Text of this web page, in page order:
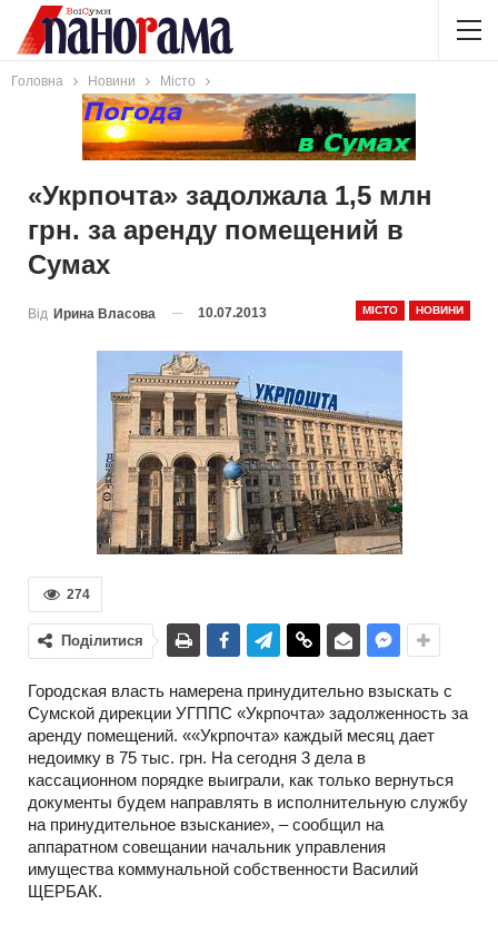
Головна Новини Місто
«Укрпочта» задолжала 1,5 млн
грн. за аренду помещений в
Сумах
МІСТО НОВИНИ
Від Ирина Власова 10.07.2013
274
Поділитися
Городская власть намерена принудительно взыскать с
Сумской дирекции УГППС «Укрпочта» задолженность за
аренду помещений. ««Укрпочта» каждый месяц дает
недоимку в 75 тыс. грн. На сегодня 3 дела в
кассационном порядке выиграли, как только вернуться
документы будем направлять в исполнительную службу
на принудительное взыскание», – сообщил на
аппаратном совещании начальник управления
имущества коммунальной собственности Василий
ЩЕРБАК.